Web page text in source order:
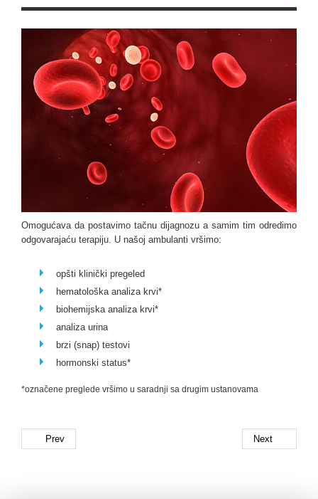
Omogućava da postavimo tačnu dijagnozu a samim tim odredimo
odgovarajaću terapiju. U našoj ambulanti vršimo:
opšti klinički pregeled
hematološka analiza krvi*
biohemijska analiza krvi*
analiza urina
brzi (snap) testovi
hormonski status*
*označene preglede vršimo u saradnji sa drugim ustanovama
Prev Next